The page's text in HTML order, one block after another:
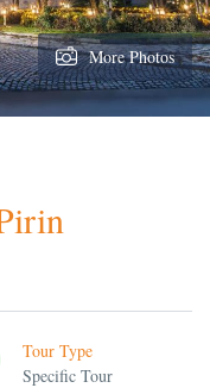
More Photos
Tour Type
Specific Tour